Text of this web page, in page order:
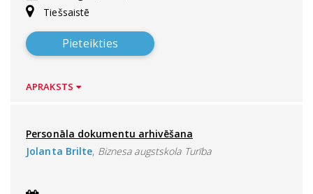
Tiešsaistē
Pieteikties
APRAKSTS
Personāla dokumentu arhivēšana
Jolanta Brilte, Biznesa augstskola Turība